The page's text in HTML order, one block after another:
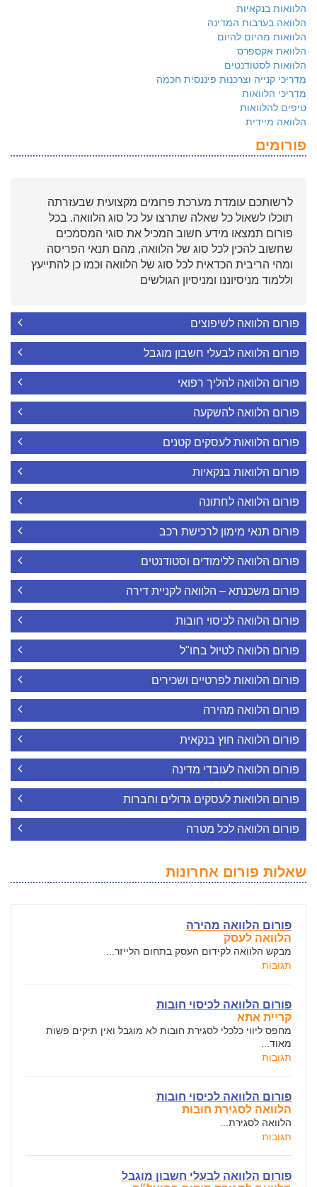
הלוואות בנקאיות
הלוואה בערבות המדינה
הלוואות מהיום להיום
הלוואת אקספרס
הלוואות לסטודנטים
מדריכי קנייה וצרכנות פיננסית חכמה
מדריכי הלוואות
טיפים להלוואות
הלוואה מיידית
פורומים
לרשותכם עומדת מערכת פרומים מקצועית שבעזרתה
תוכלו לשאול כל שאלה שתרצו על כל סוג הלוואה. בכל
פורום תמצאו מידע חשוב המכיל את סוגי המסמכים
שחשוב להכין לכל סוג של הלוואה, מהם תנאי הפריסה
ומהי הריבית הכדאית לכל סוג של הלוואה וכמו כן להתייעץ
וללמוד מניסיוננו ומניסיון הגולשים
פורום הלוואה לשיפוצים
פורום הלוואה לבעלי חשבון מוגבל
פורום הלוואה להליך רפואי
פורום הלוואה להשקעה
פורום הלוואות לעסקים קטנים
פורום הלוואות בנקאיות
פורום הלוואה לחתונה
פורום תנאי מימון לרכישת רכב
פורום הלוואה ללימודים וסטודנטים
פורום משכנתא – הלוואה לקניית דירה
פורום הלוואה לכיסוי חובות
פורום הלוואה לטיול בחו"ל
פורום הלוואות לפרטיים ושכירים
פורום הלוואה מהירה
פורום הלוואה חוץ בנקאית
פורום הלוואה לעובדי מדינה
פורום הלוואות לעסקים גדולים וחברות
פורום הלוואה לכל מטרה
שאלות פורום אחרונות
פורום הלוואה מהירה
הלוואה לעסק
מבקש הלוואה לקידום העסק בתחום הלייזר...
תגובות
פורום הלוואה לכיסוי חובות
קריית אתא
מחפס ליווי כלכלי לסגירת חובות לא מוגבל ואין תיקים פשות
מאוד...
תגובות
פורום הלוואה לכיסוי חובות
הלוואה לסגירת חובות
הלוואה לסגירת...
תגובות
פורום הלוואה לבעלי חשבון מוגבל